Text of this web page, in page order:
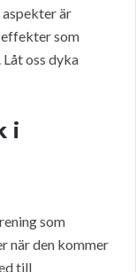
aspekter är
som
oss dyka
i
som
när den kommer
till